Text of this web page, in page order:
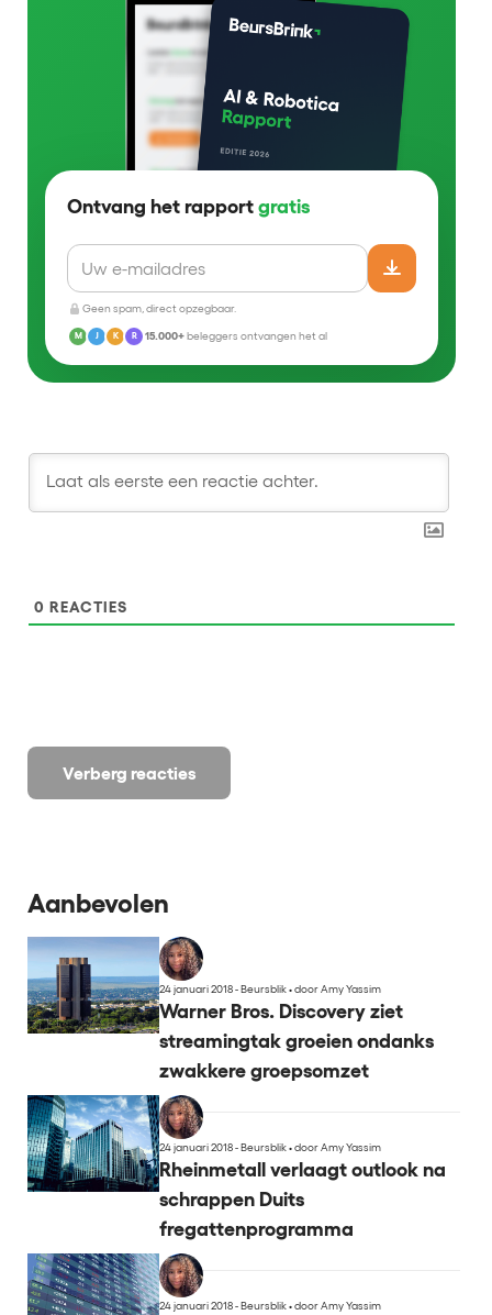
Ontvang het rapport gratis
Geen spam, direct opzegbaar.
M J K R 15.000+beleggers ontvangen het al
Verberg reacties
0 REACTIES
Aanbevolen
24 januari 2018 - Beursblik•door Amy Yassim
Warner Bros. Discovery ziet
streamingtak groeien ondanks
zwakkere groepsomzet
24 januari 2018 - Beursblik•door Amy Yassim
Rheinmetall verlaagt outlook na
schrappen Duits
fregattenprogramma
24 januari 2018 - Beursblik•door Amy Yassim